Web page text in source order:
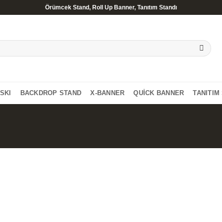
Örümcek Stand, Roll Up Banner, Tanıtım Standı
BACKDROP STAND X-BANNER QUICK BANNER TANITIM